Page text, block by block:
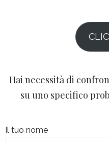
Hai necessità di
su uno specifico
Il tuo nome